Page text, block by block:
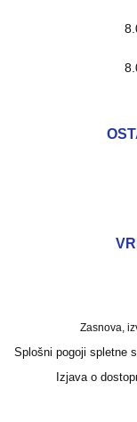
Zasnova,
Splošni pogoji spletne
Izjava o